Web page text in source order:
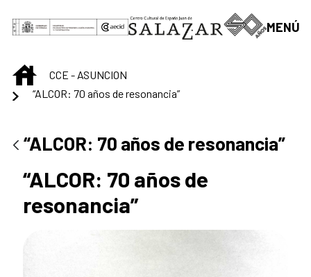
MENÚ
INICIOCCE - ASUNCION
“ALCOR: 70 años de resonancia”
“ALCOR: 70 años de resonancia”
“ALCOR: 70 años de
resonancia”